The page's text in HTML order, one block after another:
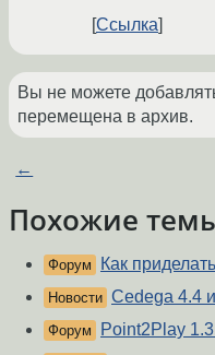
Ссылка
Вы не можете
перемещена в архив.
←
Похожие
Форум Как
Новости Cedega 4.4
Форум Point2Play